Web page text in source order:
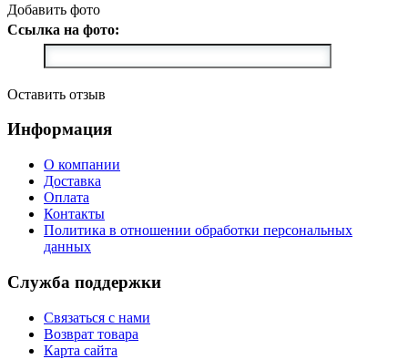
Добавить фото
Ссылка на фото:
Оставить отзыв
Информация
О компании
Доставка
Оплата
Контакты
Политика в отношении обработки персональных
данных
Служба поддержки
Связаться с нами
Возврат товара
Карта сайта